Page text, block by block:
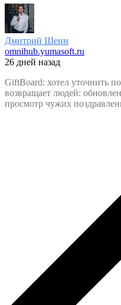
Дмитрий Шеин
omnihub.yumasoft.ru
26 дней назад
GiftBoard: хотел уточнить
возвращает людей:
просмотр чужих